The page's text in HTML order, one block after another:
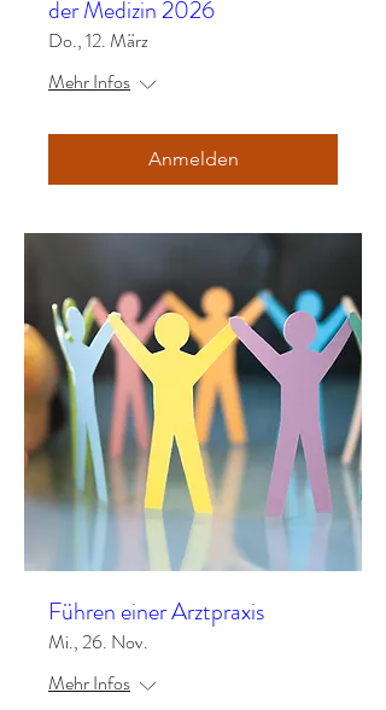
der Medizin 2026
Do., 12. März
Mehr Infos
Anmelden
Führen einer Arztpraxis
Mi., 26. Nov.
Mehr Infos